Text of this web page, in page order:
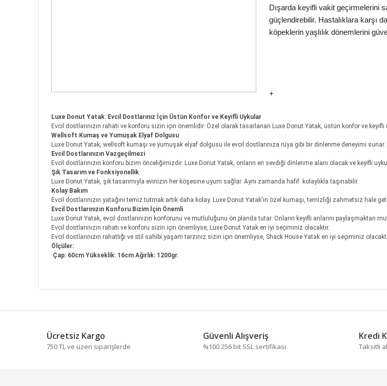
Dışarda keyifli vakit geçirmelerini
güçlendirebilir. Hastalıklara karşı
köpeklerin yaşlılık dönemlerini
+
Luxe Donut Yatak: Evcil Dostlarınız İçin Üstün Konfor ve Keyifli Uykular
Evcil dostlarınızın rahatı ve konforu sizin için önemlidir. Özel olarak tasarlanan Luxe Donut Yatak, üstün konfor ve
Wellsoft Kumaş ve Yumuşak Elyaf Dolgusu
Luxe Donut Yatak, wellsoft kumaşı ve yumuşak elyaf dolgusu ile evcil dostlarınıza rüya gibi bir dinlenme deneyimi sunar.
Evcil Dostlarınızın Vazgeçilmezi
Evcil dostlarınızın konforu bizim önceliğimizdir. Luxe Donut Yatak, onların en sevdiği dinlenme alanı olacak ve keyifli
Şık Tasarım ve Fonksiyonellik
Luxe Donut Yatak, şık tasarımıyla evinizin her köşesine uyum sağlar. Aynı zamanda hafif kolaylıkla taşınabilir.
Kolay Bakım
Evcil dostlarınızın yatağını temiz tutmak artık daha kolay. Luxe Donut Yatak'ın özel kumaşı, temizliği zahmetsiz hale
Evcil Dostlarınızın Konforu Bizim İçin Önemli
Luxe Donut Yatak, evcil dostlarınızın konforunu ve mutluluğunu ön planda tutar. Onların keyifli anlarını paylaşmaktan
Evcil dostlarınızın rahatı ve konforu sizin için önemliyse, Luxe Donut Yatak en iyi seçiminiz olacaktır.
Evcil dostlarınızın rahatlığı ve stil sahibi yaşam tarzınız sizin için önemliyse, Shack House Yatak en iyi seçiminiz
Ölçüler:
Çap: 60cm Yükseklik: 16cm Ağırlık: 1200gr.
Ürün resmi kalitesiz, bozuk veya görüntülenemiyor.
Ürün bilgilerinde hatalar bulunuyor.
Ücretsiz Kargo
750 TL ve üzeri siparişlerde
Güvenli Alışveriş
%100 256 bit SSL sertifikası
Kredi
Taksitli